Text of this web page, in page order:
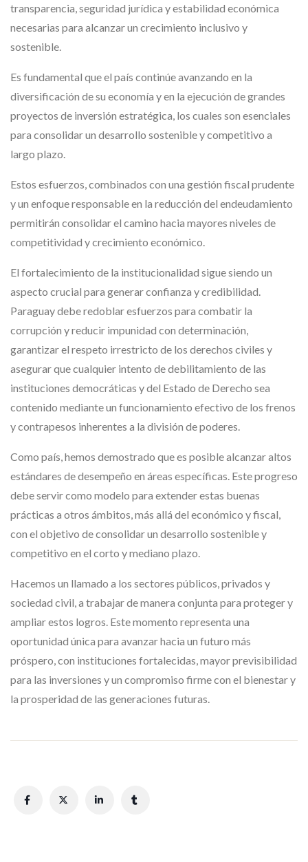
transparencia, seguridad jurídica y estabilidad económica
necesarias para alcanzar un crecimiento inclusivo y
sostenible.
Es fundamental que el país continúe avanzando en la
diversificación de su economía y en la ejecución de grandes
proyectos de inversión estratégica, los cuales son esenciales
para consolidar un desarrollo sostenible y competitivo a
largo plazo.
Estos esfuerzos, combinados con una gestión fiscal prudente
y un enfoque responsable en la reducción del endeudamiento
permitirán consolidar el camino hacia mayores niveles de
competitividad y crecimiento económico.
El fortalecimiento de la institucionalidad sigue siendo un
aspecto crucial para generar confianza y credibilidad.
Paraguay debe redoblar esfuerzos para combatir la
corrupción y reducir impunidad con determinación,
garantizar el respeto irrestricto de los derechos civiles y
asegurar que cualquier intento de debilitamiento de las
instituciones democráticas y del Estado de Derecho sea
contenido mediante un funcionamiento efectivo de los frenos
y contrapesos inherentes a la división de poderes.
Como país, hemos demostrado que es posible alcanzar altos
estándares de desempeño en áreas específicas. Este progreso
debe servir como modelo para extender estas buenas
prácticas a otros ámbitos, más allá del económico y fiscal,
con el objetivo de consolidar un desarrollo sostenible y
competitivo en el corto y mediano plazo.
Hacemos un llamado a los sectores públicos, privados y
sociedad civil, a trabajar de manera conjunta para proteger y
ampliar estos logros. Este momento representa una
oportunidad única para avanzar hacia un futuro más
próspero, con instituciones fortalecidas, mayor previsibilidad
para las inversiones y un compromiso firme con el bienestar y
la prosperidad de las generaciones futuras.